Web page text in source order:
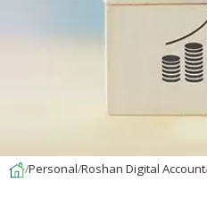
Personal Roshan Digital Account